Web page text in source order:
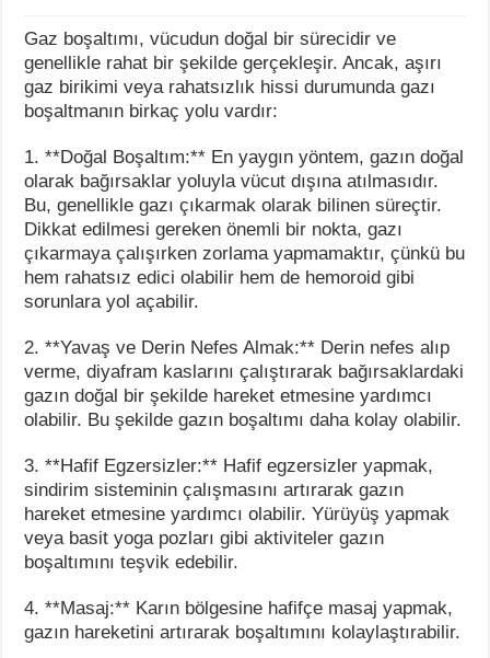
Gaz boşaltımı, vücudun doğal bir sürecidir ve
genellikle rahat bir şekilde gerçekleşir. Ancak, aşırı
gaz birikimi veya rahatsızlık hissi durumunda gazı
boşaltmanın birkaç yolu vardır:
1. **Doğal Boşaltım:** En yaygın yöntem, gazın doğal
olarak bağırsaklar yoluyla vücut dışına atılmasıdır.
Bu, genellikle gazı çıkarmak olarak bilinen süreçtir.
Dikkat edilmesi gereken önemli bir nokta, gazı
çıkarmaya çalışırken zorlama yapmamaktır, çünkü bu
hem rahatsız edici olabilir hem de hemoroid gibi
sorunlara yol açabilir.
2. **Yavaş ve Derin Nefes Almak:** Derin nefes alıp
verme, diyafram kaslarını çalıştırarak bağırsaklardaki
gazın doğal bir şekilde hareket etmesine yardımcı
olabilir. Bu şekilde gazın boşaltımı daha kolay olabilir.
3. **Hafif Egzersizler:** Hafif egzersizler yapmak,
sindirim sisteminin çalışmasını artırarak gazın
hareket etmesine yardımcı olabilir. Yürüyüş yapmak
veya basit yoga pozları gibi aktiviteler gazın
boşaltımını teşvik edebilir.
4. **Masaj:** Karın bölgesine hafifçe masaj yapmak,
gazın hareketini artırarak boşaltımını kolaylaştırabilir.